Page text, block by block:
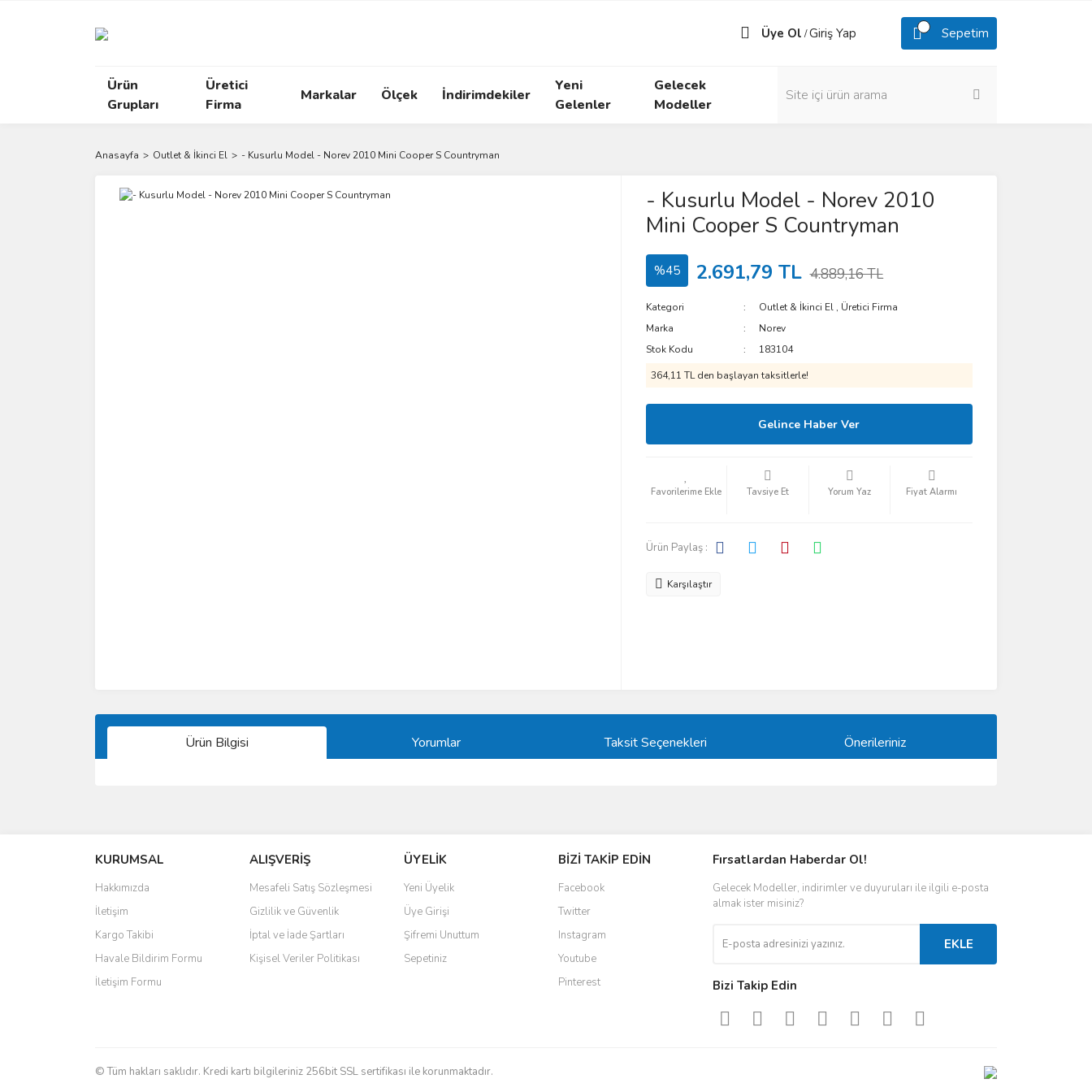
Üye Ol /Giriş Yap Sepetim
Ürün
Grupları
Üretici
Firma
Markalar Ölçek İndirimdekiler
Yeni
Gelenler
Gelecek
Modeller
Anasayfa Outlet & İkinci El - Kusurlu Model - Norev 2010 Mini Cooper S Countryman
- Kusurlu Model - Norev 2010
Mini Cooper S Countryman
%45 2.691,79 TL 4.889,16 TL
Kategori Outlet & İkinci El , Üretici Firma
Marka
Norev
Stok Kodu
183104
364,11 TL den başlayan taksitlerle!
Gelince Haber Ver
Tavsiye Et Yorum Yaz Fiyat Alarmı
Ürün Paylaş :
Karşılaştır
Ürün Bilgisi Yorumlar Taksit Seçenekleri Önerileriniz
Ürün resmi kalitesiz, bozuk veya görüntülenemiyor.
Ürün açıklamasında eksik bilgiler bulunuyor.
Ürün bilgilerinde hatalar bulunuyor.
Ürün fiyatı diğer sitelerden daha pahalı.
Bu ürüne benzer farklı alternatifler olmalı.
KURUMSAL
Hakkımızda
İletişim
Kargo Takibi
Havale Bildirim Formu
İletişim Formu
ALIŞVERİŞ
Mesafeli Satış Sözleşmesi
Gizlilik ve Güvenlik
İptal ve İade Şartları
Kişisel Veriler Politikası
ÜYELİK
Yeni Üyelik
Üye Girişi
Şifremi Unuttum
Sepetiniz
BİZİ TAKİP EDİN
Facebook
Twitter
Instagram
Youtube
Pinterest
Fırsatlardan Haberdar Ol!
Gelecek Modeller, indirimler ve duyuruları ile ilgili e-posta
almak ister misiniz?
EKLE
Bizi Takip Edin
© Tüm hakları saklıdır. Kredi kartı bilgileriniz 256bit SSL sertifikası ile korunmaktadır.